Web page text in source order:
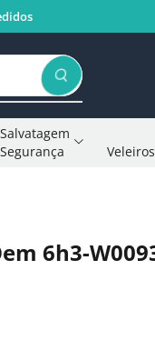
Salvatagem
Segurança
Veleiros
6h3-